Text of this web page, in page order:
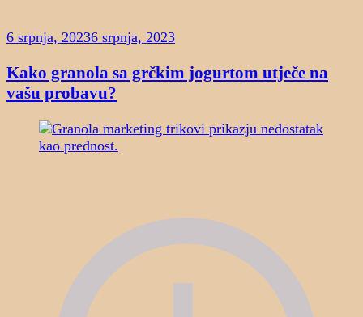
6 srpnja, 20236 srpnja, 2023
Kako granola sa grčkim jogurtom utječe na
vašu probavu?